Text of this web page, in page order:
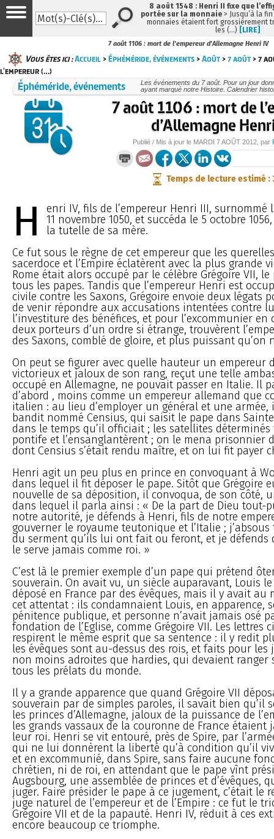
7 août 1106 : mort de l'empereur d'Allemagne Henri IV
Vous êtes ici :Accueil >Éphéméride, événements >Août >7 août > 7
l'empereur (…)
Éphéméride, événements
Les événements du 7 août. Pour un jour
ayant marqué notre Histoire. Calendrier
7 août 1106 : mort de
d’Allemagne
Publié / Mis à jour le MARDI 7 AOÛT 2012, par
Temps de lecture estimé :
H
enri IV, fils de l’empereur Henri III, surnommé
11 novembre 1050, et succéda le 5 octobre
la tutelle de sa mère.
Ce fut sous le règne de cet empereur que les
sacerdoce et l’Empire éclatèrent avec la plus grande
Rome était alors occupé par le célèbre Grégoire VII,
tous les papes. Tandis que l’empereur Henri est
civile contre les Saxons, Grégoire envoie deux légats
de venir répondre aux accusations intentées contre
l’investiture des bénéfices, et pour l’excommunier en
deux porteurs d’un ordre si étrange, trouvèrent
des Saxons, comblé de gloire, et plus puissant qu’on
On peut se figurer avec quelle hauteur un empereur
victorieux et jaloux de son rang, reçut une telle
occupé en Allemagne, ne pouvait passer en Italie. Il
d’abord , moins comme un empereur allemand que
italien : au lieu d’employer un général et une armée,
bandit nommé Censius, qui saisit le pape dans
dans le temps qu’il officiait ; les satellites
pontife et l’ensanglantèrent ; on le mena prisonnier
dont Censius s’était rendu maître, et on lui fit payer
Henri agit un peu plus en prince en convoquant à
dans lequel il fit déposer le pape. Sitôt que Grégoire
nouvelle de sa déposition, il convoqua, de son côté,
dans lequel il parla ainsi : « De la part de Dieu tout-
notre autorité, je défends à Henri, fils de notre
gouverner le royaume teutonique et l’Italie ;
du serment qu’ils lui ont fait ou feront, et je défends
le serve jamais comme roi. »
C’est là le premier exemple d’un pape qui prétend
souverain. On avait vu, un siècle auparavant, Louis
déposé en France par des évêques, mais il y avait au
cet attentat : ils condamnaient Louis, en apparence,
pénitence publique, et personne n’avait jamais osé
fondation de l’Eglise, comme Grégoire VII. Les lettres
respirent le même esprit que sa sentence : il y redit
les évêques sont au-dessus des rois, et faits pour les
non moins adroites que hardies, qui devaient ranger
tous les prélats du monde.
Il y a grande apparence que quand Grégoire VII
souverain par de simples paroles, il savait bien qu’il
les princes d’Allemagne, jaloux de la puissance de
les grands vassaux de la couronne de France étaient
leur roi. Henri se vit entouré, près de Spire, par
qui ne lui donnèrent la liberté qu’à condition qu’il
et en excommunié, dans Spire, sans faire aucune
chrétien, ni de roi, en attendant que le pape vînt
Augsbourg, une assemblée de princes et d’évêques,
juger. Faire présider le pape à ce jugement, c’était le
juge naturel de l’empereur et de l’Empire : ce fut le
Grégoire VII et de la papauté. Henri IV, réduit à ces
encore beaucoup ce triomphe.
8 août 1548 : Henri II fixe que
portée sur la monnaie > Jusqu’à la
monnaies étaient fort grossièrement
les (…) [LIRE]